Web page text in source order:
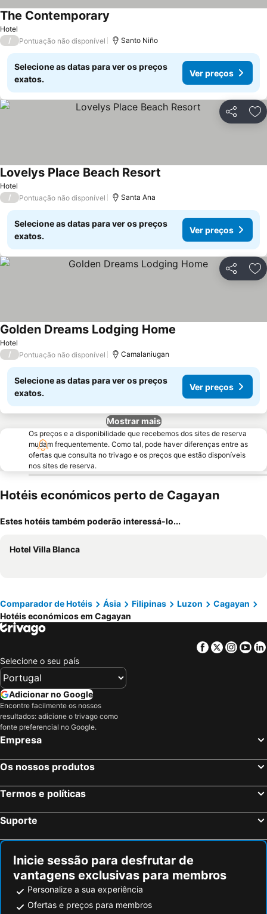
Hotel
The Contemporary
/ Pontuação não disponível Santo Niño
Selecione as datas para ver os preços
exatos.
Ver preços
Partilhar
Hotel
Lovelys Place Beach Resort
/ Pontuação não disponível Santa Ana
Selecione as datas para ver os preços
exatos.
Ver preços
Partilhar
Hotel
Golden Dreams Lodging Home
/ Pontuação não disponível Camalaniugan
Selecione as datas para ver os preços
exatos.
Ver preços
Mostrar mais
Os preços e a disponibilidade que recebemos dos sites de reserva
mudam frequentemente. Como tal, pode haver diferenças entre as
ofertas que consulta no trivago e os preços que estão disponíveis
nos sites de reserva.
Hotéis económicos perto de Cagayan
Estes hotéis também poderão interessá-lo...
Hotel Villa Blanca
Comparador de Hotéis Ásia Filipinas Luzon
Cagayan
Hotéis económicos em Cagayan
Facebook
Twitter
Selecione o seu país
Adicionar no Google
Encontre facilmente os nossos
resultados: adicione o trivago como
fonte preferencial no Google.
Empresa
Os nossos produtos
Termos e políticas
Suporte
Inicie sessão para desfrutar de
vantagens exclusivas para membros
Personalize a sua experiência
Ofertas e preços para membros